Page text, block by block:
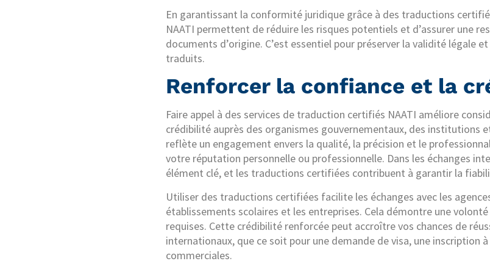
En garantissant la conformité juridique grâce à des traductions
NAATI permettent de réduire les risques potentiels et d’assurer une
documents d’origine. C’est essentiel pour préserver la validité légale
traduits.
Renforcer la confiance et la
Faire appel à des services de traduction certifiés NAATI améliore
crédibilité auprès des organismes gouvernementaux, des institutions
reflète un engagement envers la qualité, la précision et le
votre réputation personnelle ou professionnelle. Dans les échanges
élément clé, et les traductions certifiées contribuent à garantir la
Utiliser des traductions certifiées facilite les échanges avec les
établissements scolaires et les entreprises. Cela démontre une
requises. Cette crédibilité renforcée peut accroître vos chances de
internationaux, que ce soit pour une demande de visa, une inscription
commerciales.